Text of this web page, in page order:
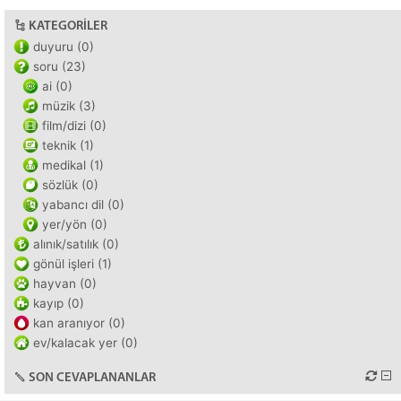
KATEGORILER
duyuru (0)
soru (23)
ai (0)
müzik (3)
film/dizi (0)
teknik (1)
medikal (1)
sözlük (0)
yabancı dil (0)
yer/yön (0)
alınık/satılık (0)
gönül işleri (1)
hayvan (0)
kayıp (0)
kan aranıyor (0)
ev/kalacak yer (0)
SON CEVAPLANANLAR